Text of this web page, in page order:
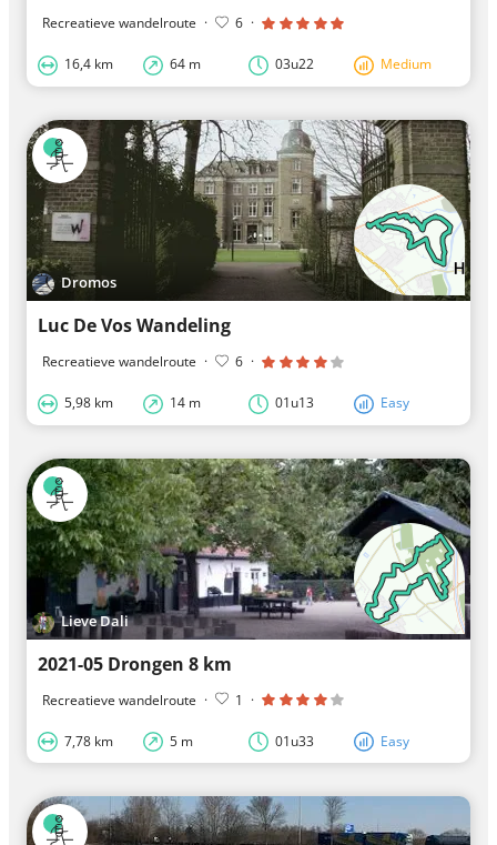
Recreatieve wandelroute · 6 ·
16,4 km 64 m 03u22 Medium
Dromos
Luc De Vos Wandeling
Recreatieve wandelroute · 6 ·
5,98 km 14 m 01u13 Easy
Lieve Dali
2021-05 Drongen 8 km
Recreatieve wandelroute · 1 ·
7,78 km 5 m 01u33 Easy